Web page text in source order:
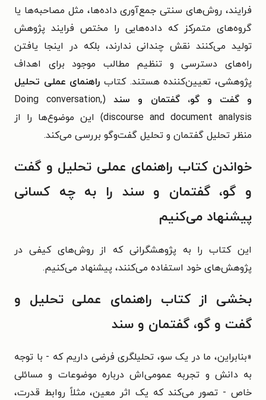
فرایند، روش‌های سنتی جمع‌آوری داده‌ها، مثل مصاحبه‌ها یا
گروه‌های متمرکز که داده‌هایی را مختص فرایند پژوهش
تولید می‌کنند نقش چندانی ندارند، بلکه در اینجا یافتن
راه‌های دسترسی و تنظیم مطالب موجود برای اهداف
پژوهشی، تعیین‌کننده هستند.کتاب راهنمای عملی تحلیل
و گفت و گو، گفتمان و سند
(Doing conversation,
discourse and document analysis)‌
این موضوع‌ها را از
منظر تحلیل گفتمان و تحلیل گفت‌وگو بررسی می‌کند.
خواندن کتاب راهنمای عملی تحلیل و گفت
و گو، گفتمان و سند را به چه کسانی
پیشنهاد می‌کنیم
این کتاب را به پژوهشگرانی که از روش‌های کیفی در
پژوهش‌های خود استفاده می‌کنند، پیشنهاد می‌کنیم.
بخشی از کتاب راهنمای عملی تحلیل و
گفت و گو، گفتمان و سند
«بنابراین، ما در یک سو، تحلیلگری فرضی داریم که - با توجه
به دانش و تجربه عمومی‌اش درباره موضوعات و مسائلی
خاص - تصور می‌کند که یک اثر معین، مثلاً روابط قدرت،